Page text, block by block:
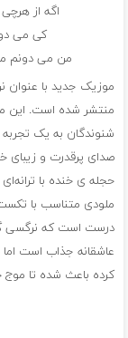
اگه از
کی می
من می دونم
موزیک جدید با
منتشر شده است. این
شنوندگان به یک
صدای پرقدرت و زیبای
حجله ی خنده با
ملودی متناسب با تکست
درست است که نرگسی
عاشقانه جذاب است
کرده باعث شده تا